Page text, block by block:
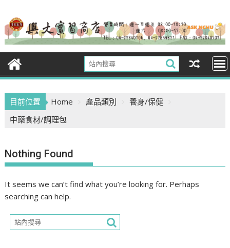
content
目前位置 Home 產品類別
養身/保健
中藥食材/調理包
Nothing Found
It seems we can’t find what you’re looking for. Perhaps
searching can help.